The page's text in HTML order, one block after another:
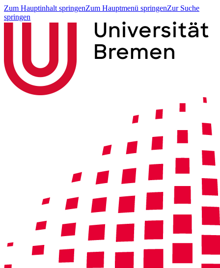
Zum Hauptinhalt springenZum Hauptmenü springenZur Suche
springen